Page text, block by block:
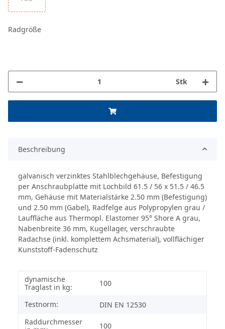
Radgröße
Stk
Beschreibung
galvanisch verzinktes Stahlblechgehäuse, Befestigung
per Anschraubplatte mit Lochbild 61.5 / 56 x 51.5 / 46.5
mm, Gehäuse mit Materialstärke 2.50 mm (Befestigung)
und 2.50 mm (Gabel), Radfelge aus Polypropylen grau /
Lauffläche aus Thermopl. Elastomer 95° Shore A grau,
Nabenbreite 36 mm, Kugellager, verschraubte
Radachse (inkl. komplettem Achsmaterial), vollflächiger
Kunststoff-Fadenschutz
dynamische
Traglast in kg:
100
Testnorm:
DIN EN 12530
Raddurchmesser
100